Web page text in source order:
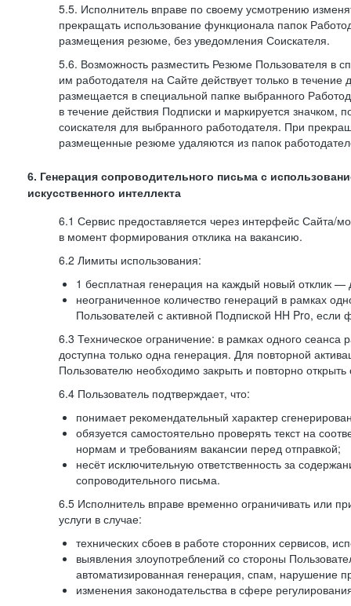
5.5. Исполнитель вправе по своему усмотрению
прекращать использование функционала папок
размещения резюме, без уведомления Соискателя.
5.6. Возможность разместить Резюме Пользователя в
им работодателя на Сайте действует только в
размещается в специальной папке выбранного
в течение действия Подписки и маркируется
соискателя для выбранного работодателя. При
размещенные резюме удаляются из папок
6. Генерация сопроводительного письма с
искусственного интеллекта
6.1 Сервис предоставляется через интерфейс Сайта/
в момент формирования отклика на вакансию.
6.2 Лимиты использования:
1 бесплатная генерация на каждый новый отклик —
неограниченное количество генераций в рамках
Пользователей с активной Подпиской HH Pro,
6.3 Техническое ограничение: в рамках одного сеанса
доступна только одна генерация. Для повторной
Пользователю необходимо закрыть и повторно открыть
6.4 Пользователь подтверждает, что:
понимает рекомендательный характер
обязуется самостоятельно проверять текст на
нормам и требованиям вакансии перед отправкой;
несёт исключительную ответственность за
сопроводительного письма.
6.5 Исполнитель вправе временно ограничивать или
услуги в случае:
технических сбоев в работе сторонних сервисов,
выявления злоупотреблений со стороны
автоматизированная генерация, спам, нарушение
изменения законодательства в сфере